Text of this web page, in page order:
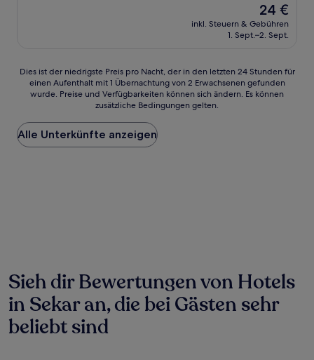
Der
Preis
beträgt
24 €
inkl. Steuern & Gebühren
1. Sept.–2. Sept.
Dies
der
Preis
pro
Nacht,
1 Übernachtung
von
2 Erwachsenen
gefunden
wurde.
Preise
Dies ist der niedrigste Preis pro Nacht, der in den letzten 24 Stunden für
einen Aufenthalt mit 1 Übernachtung von 2 Erwachsenen gefunden
wurde. Preise und Verfügbarkeiten können sich ändern. Es können
zusätzliche Bedingungen gelten.
Alle Unterkünfte anzeigen
Sieh dir Bewertungen von Hotels
in Sekar an, die bei Gästen sehr
beliebt sind